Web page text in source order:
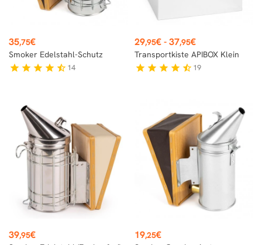
Preis
35,75€
Smoker Edelstahl-Schutz
star star star star star_half 14
Preis
29,95€ - 37,95€
Transportkiste APIBOX Klein
star star star star star_half 19
Preis
39,95€ Preis
19,25€